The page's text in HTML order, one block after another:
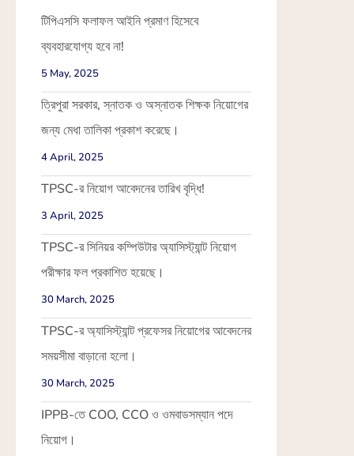
টিপিএসসি ফলাফল আইনি প্রমাণ হিসেবে
ব্যবহারযোগ্য হবে না!
5 May, 2025
ত্রিপুরা সরকার, স্নাতক ও অস্নাতক শিক্ষক নিয়োগের
জন্য মেধা তালিকা প্রকাশ করেছে।
4 April, 2025
TPSC-র নিয়োগ আবেদনের তারিখ বৃদ্ধি!
3 April, 2025
TPSC-র সিনিয়র কম্পিউটার অ্যাসিস্ট্যান্ট নিয়োগ
পরীক্ষার ফল প্রকাশিত হয়েছে।
30 March, 2025
TPSC-র অ্যাসিস্ট্যান্ট প্রফেসর নিয়োগের আবেদনের
সময়সীমা বাড়ানো হলো।
30 March, 2025
IPPB-তে COO, CCO ও ওমবাডসম্যান পদে
নিয়োগ।